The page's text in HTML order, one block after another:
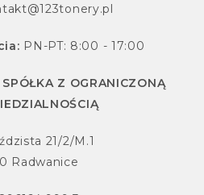
PN-PT: 8:00 - 17:00
Z OGRANICZONĄ
21/2/M.1
Radwanice